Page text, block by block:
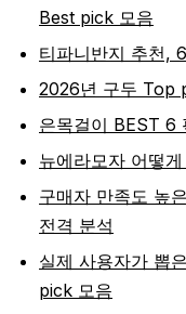
Best pick 모음
티파니반지 추천,
2026년 구두 Top
은목걸이 BEST 6
뉴에라모자 어떻
구매자 만족도 높
전격 분석
실제 사용자가 뽑
pick 모음